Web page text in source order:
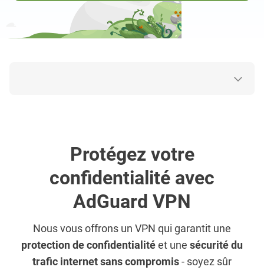
Protégez votre
confidentialité avec
AdGuard VPN
Nous vous offrons un VPN qui garantit une
protection de confidentialitéet une sécurité du
trafic internet sans compromis- soyez sûr